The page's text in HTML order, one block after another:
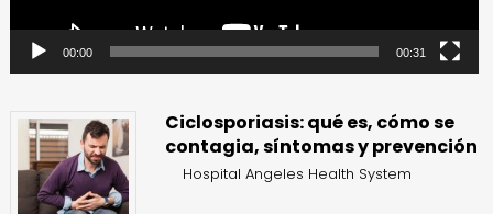
00:00 00:31
Ciclosporiasis: qué es, cómo se
contagia, síntomas y prevención
Hospital Angeles Health System